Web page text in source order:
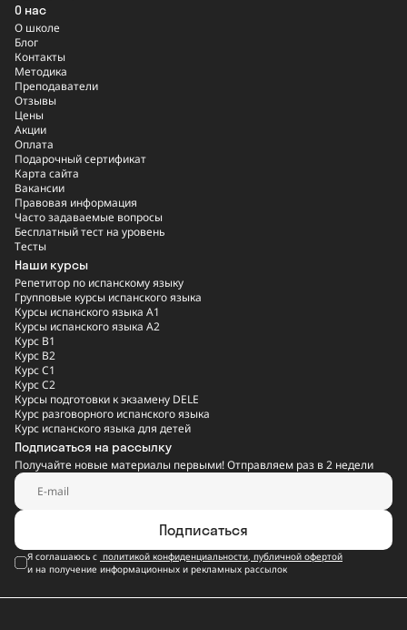
О нас
О школе
Блог
Контакты
Методика
Преподаватели
Отзывы
Цены
Акции
Оплата
Подарочный сертификат
Карта сайта
Вакансии
Правовая информация
Часто задаваемые вопросы
Бесплатный тест на уровень
Тесты
Наши курсы
Репетитор по испанскому языку
Групповые курсы испанского языка
Курсы испанского языка A1
Курсы испанского языка A2
Курс B1
Курс B2
Курс C1
Курс C2
Курсы подготовки к экзамену DELE
Курс разговорного испанского языка
Курс испанского языка для детей
Подписаться на рассылку
Получайте новые материалы первыми! Отправляем раз в 2 недели
Подписаться
Я соглашаюсь с политикой конфиденциальности, публичной офертой
и на получение информационных и рекламных рассылок